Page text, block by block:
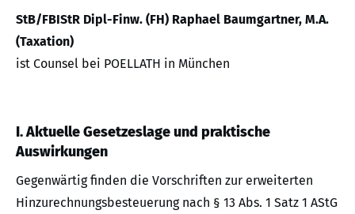
StB/FBIStR Dipl-Finw. (FH) Raphael Baumgartner, M.A.
(Taxation)
ist Counsel bei POELLATH in München
I. Aktuelle Gesetzeslage und praktische
Auswirkungen
Gegenwärtig finden die Vorschriften zur erweiterten
Hinzurechnungsbesteuerung nach § 13 Abs. 1 Satz 1 AStG